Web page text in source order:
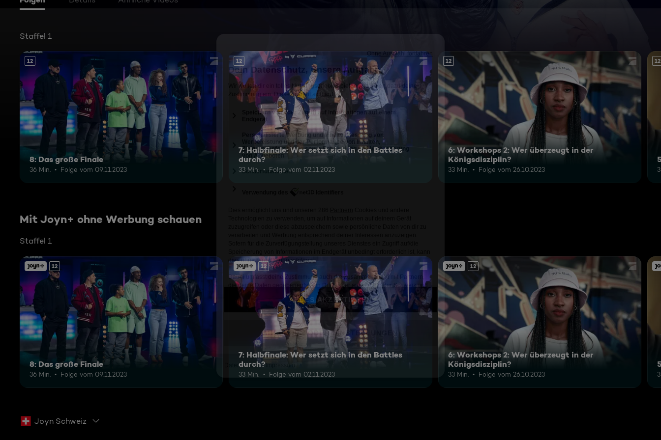
Staffel 1
12
8: Das große Finale
36 Min. Folge vom 09.11.2023
12
7: Halbfinale: Wer setzt sich in den Battles
durch?
33 Min. Folge vom 02.11.2023
12
6: Workshops 2: Wer überzeugt in der
Königsdisziplin?
33 Min. Folge vom 26.10.2023
12
Mit Joyn+ ohne Werbung schauen
Staffel 1
12
8: Das große Finale
36 Min. Folge vom 09.11.2023
12
7: Halbfinale: Wer setzt sich in den Battles
durch?
33 Min. Folge vom 02.11.2023
12
6: Workshops 2: Wer überzeugt in der
Königsdisziplin?
33 Min. Folge vom 26.10.2023
Joyn Schweiz